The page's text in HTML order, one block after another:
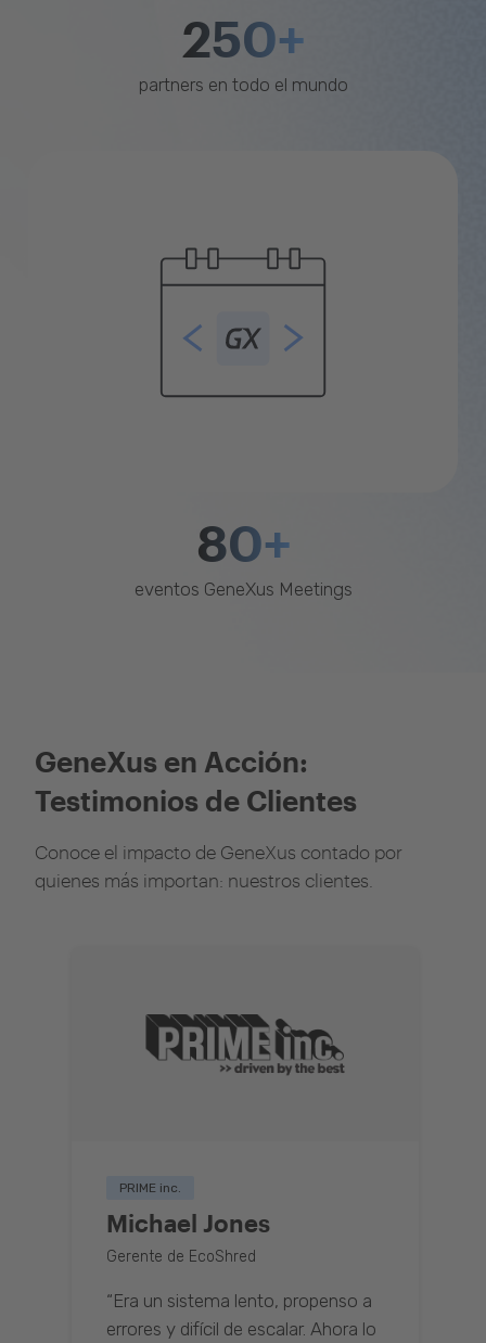
250+
partners en todo el mundo
80+
eventos GeneXus Meetings
GeneXus en Acción:
Testimonios de Clientes
Conoce el impacto de GeneXus contado por
quienes más importan: nuestros clientes.
PRIME inc.
Michael Jones
Gerente de EcoShred
“Era un sistema lento, propenso a
errores y difícil de escalar. Ahora lo